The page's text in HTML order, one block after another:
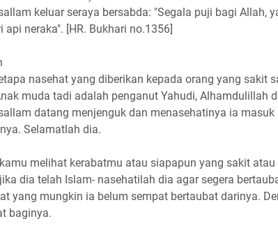
keluar seraya bersabda: "Segala puji bagi Allah,
api neraka". [HR. Bukhari no.1356]
nasehat yang diberikan kepada orang yang sakit
muda tadi adalah penganut Yahudi, Alhamdulillah
datang menjenguk dan menasehatinya ia
Selamatlah dia.
melihat kerabatmu atau siapapun yang sakit
dia telah Islam- nasehatilah dia agar segera
yang mungkin ia belum sempat bertaubat darinya.
baginya.